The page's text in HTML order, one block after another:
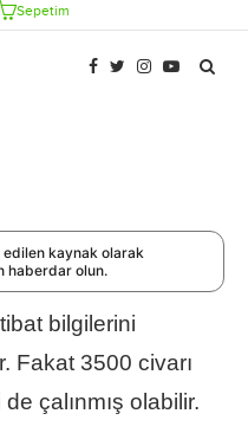
Sepetim
kaynak olarak
haberdar olun.
bilgilerini
Fakat 3500 civarı
çalınmış olabilir.